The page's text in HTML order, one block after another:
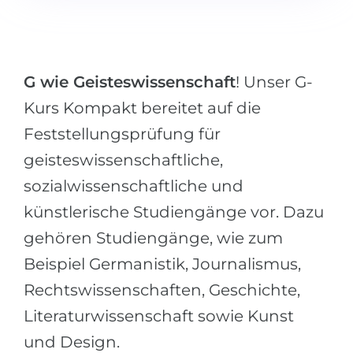
Studienfächer
Beispiel-Stellenangebote
BERUFSORIENTIERUNG
Holland-Test
Interessenkarte-Test
RIASEC-Test
Erfolgzu
100%
Ingenieurwesen
Physik
Management
Russland
Ukraine
Kasachstan
Aserbaidschan
Armenien
G wie Geisteswissenschaft! Unser G-
Kurs Kompakt bereitet auf die
Feststellungsprüfung für
geisteswissenschaftliche,
sozialwissenschaftliche und
künstlerische Studiengänge vor. Dazu
gehören Studiengänge, wie zum
Beispiel Germanistik, Journalismus,
Rechtswissenschaften, Geschichte,
Literaturwissenschaft sowie Kunst
und Design.